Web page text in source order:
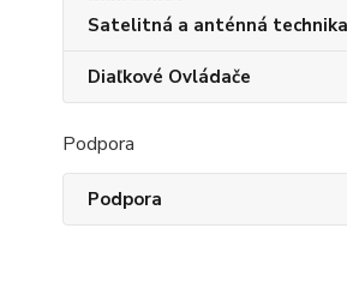
Satelitná a anténná technika
Diaľkové Ovládače
Podpora
Podpora